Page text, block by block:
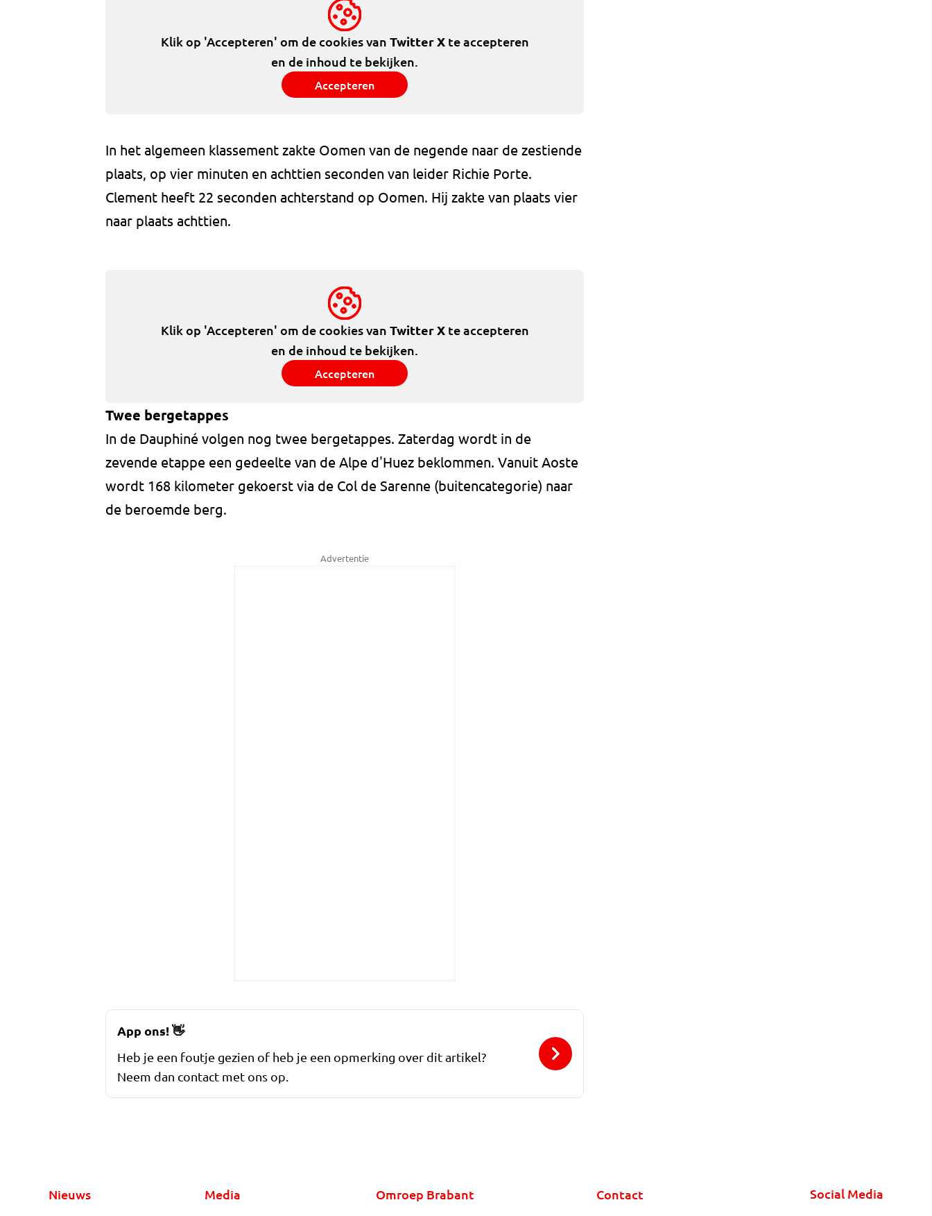
Klik op 'Accepteren' om de cookies van Twitter Xte accepteren
en de inhoud te bekijken.
Accepteren
In het algemeen klassement zakte Oomen van de negende naar de zestiende
plaats, op vier minuten en achttien seconden van leider Richie Porte.
Clement heeft 22 seconden achterstand op Oomen. Hij zakte van plaats vier
naar plaats achttien.
Klik op 'Accepteren' om de cookies van Twitter Xte accepteren
en de inhoud te bekijken.
Accepteren
Twee bergetappes
In de Dauphiné volgen nog twee bergetappes. Zaterdag wordt in de
zevende etappe een gedeelte van de Alpe d'Huez beklommen. Vanuit Aoste
wordt 168 kilometer gekoerst via de Col de Sarenne (buitencategorie) naar
de beroemde berg.
Advertentie
App ons!👋
Heb je een foutje gezien of heb je een opmerking over dit artikel?
Neem dan contact met ons op.
Nieuws Media Omroep Brabant Contact Social Media